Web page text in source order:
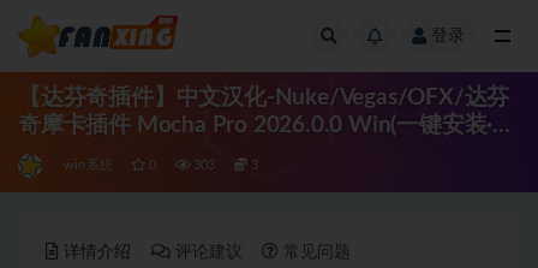
登录
【达芬奇插件】中文汉化-Nuke/Vegas/OFX/达芬
奇摩卡插件 Mocha Pro 2026.0.0 Win(一键安装·免
费更新）
win系统 0 303 3
详情介绍 评论建议 常见问题